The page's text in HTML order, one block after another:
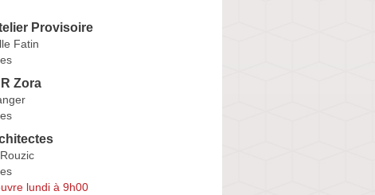
Provisoire
Fatin
Zora
lundi à 9h00